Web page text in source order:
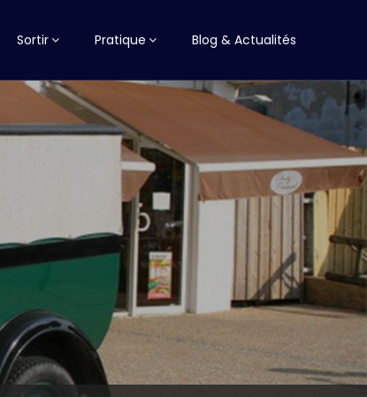
Sortir Pratique Blog & Actualités